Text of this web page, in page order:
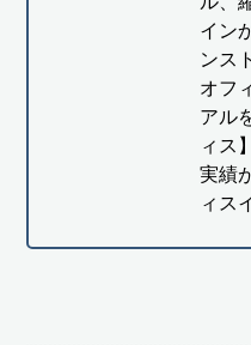
イン
ンス
オフ
アル
ィス
実績
ィス